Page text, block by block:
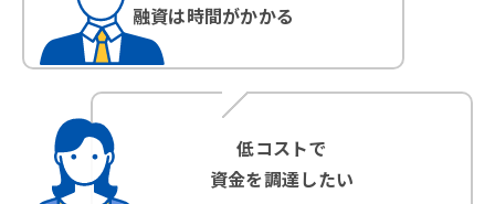
融資は時間がかかる
低コストで
資金を調達したい